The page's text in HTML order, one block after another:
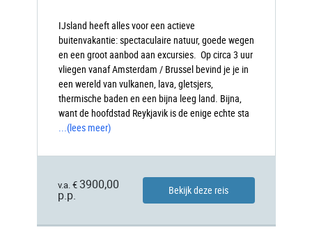
IJsland heeft alles voor een actieve
buitenvakantie: spectaculaire natuur, goede wegen
en een groot aanbod aan excursies. Op circa 3 uur
vliegen vanaf Amsterdam / Brussel bevind je je in
een wereld van vulkanen, lava, gletsjers,
thermische baden en een bijna leeg land. Bijna,
want de hoofdstad Reykjavik is de enige echte sta
...(lees meer)
v.a. € 3900,00
p.p.
Bekijk deze reis